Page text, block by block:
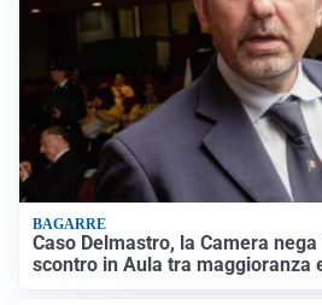
BAGARRE
Caso Delmastro, la Camera
scontro in Aula tra maggioranza